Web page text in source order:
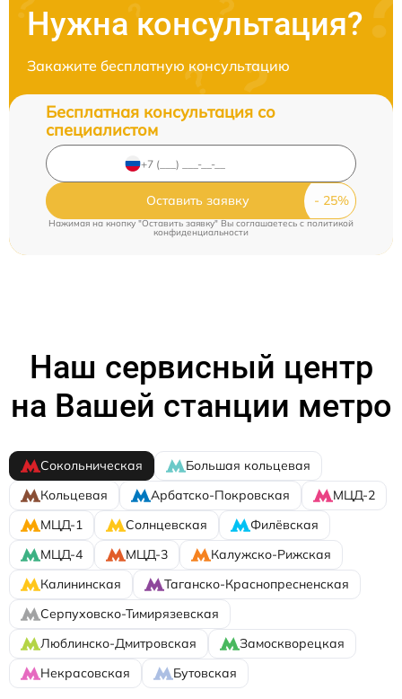
Нужна консультация?
Закажите бесплатную консультацию
Бесплатная консультация со
специалистом
Оставить заявку
Нажимая на кнопку "Оставить заявку" Вы соглашаетесь c политикой
конфиденциальности
Наш сервисный центр
на Вашей станции метро
Сокольническая
Большая кольцевая
Кольцевая
Арбатско-Покровская
МЦД-2
МЦД-1
Солнцевская
Филёвская
МЦД-4
МЦД-3
Калужско-Рижская
Калининская
Таганско-Краснопресненская
Серпуховско-Тимирязевская
Люблинско-Дмитровская
Замоскворецкая
Некрасовская
Бутовская